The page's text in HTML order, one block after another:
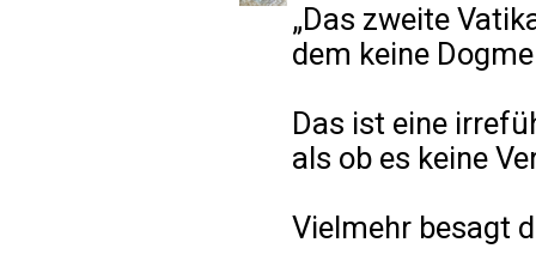
„Das zweite
dem keine
Das ist eine
als ob es keine
Vielmehr besagt